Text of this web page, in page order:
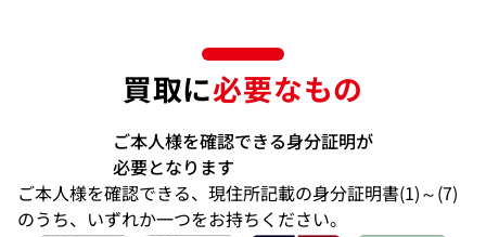
買取に必要なもの
ご本人様を確認できる身分証明が
必要となります
ご本人様を確認できる、現住所記載の身分証明書(1)～(7)
のうち、いずれか一つをお持ちください。